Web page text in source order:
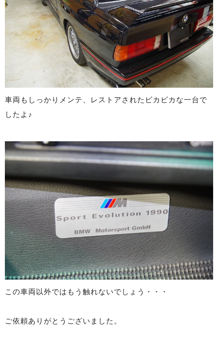
車両もしっかりメンテ、レストアされたビカビカな一台で
したよ♪
この車両以外ではもう触れないでしょう・・・
ご依頼ありがとうございました。